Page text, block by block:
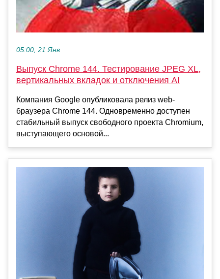
05:00, 21 Янв
Выпуск Chrome 144. Тестирование JPEG XL,
вертикальных вкладок и отключения AI
Компания Google опубликовала релиз web-
браузера Chrome 144. Одновременно доступен
стабильный выпуск свободного проекта Chromium,
выступающего основой...